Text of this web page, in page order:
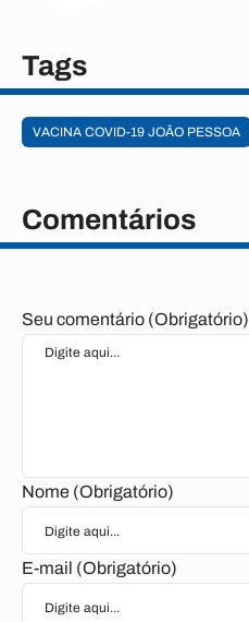
Tags
VACINA COVID-19 JOÃO PESSOA
Comentários
Seu comentário (Obrigatório)
Nome (Obrigatório)
E-mail (Obrigatório)